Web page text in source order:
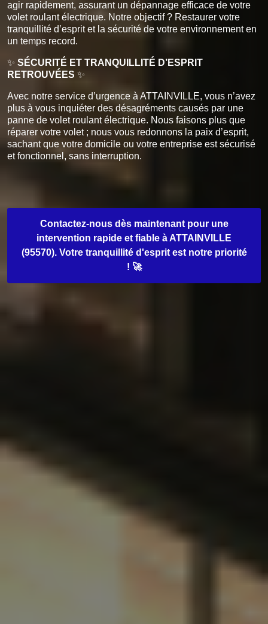
agir rapidement, assurant un dépannage efficace de votre
volet roulant électrique. Notre objectif ? Restaurer votre
tranquillité d’esprit et la sécurité de votre environnement en
un temps record.
✨ SÉCURITÉ ET TRANQUILLITÉ D’ESPRIT
RETROUVÉES ✨
Avec notre service d’urgence à ATTAINVILLE, vous n’avez
plus à vous inquiéter des désagréments causés par une
panne de volet roulant électrique. Nous faisons plus que
réparer votre volet ; nous vous redonnons la paix d’esprit,
sachant que votre domicile ou votre entreprise est sécurisé
et fonctionnel, sans interruption.
Contactez-nous dès maintenant pour une
intervention rapide et fiable à ATTAINVILLE
(95570). Votre tranquillité d'esprit est notre priorité
! 🚀